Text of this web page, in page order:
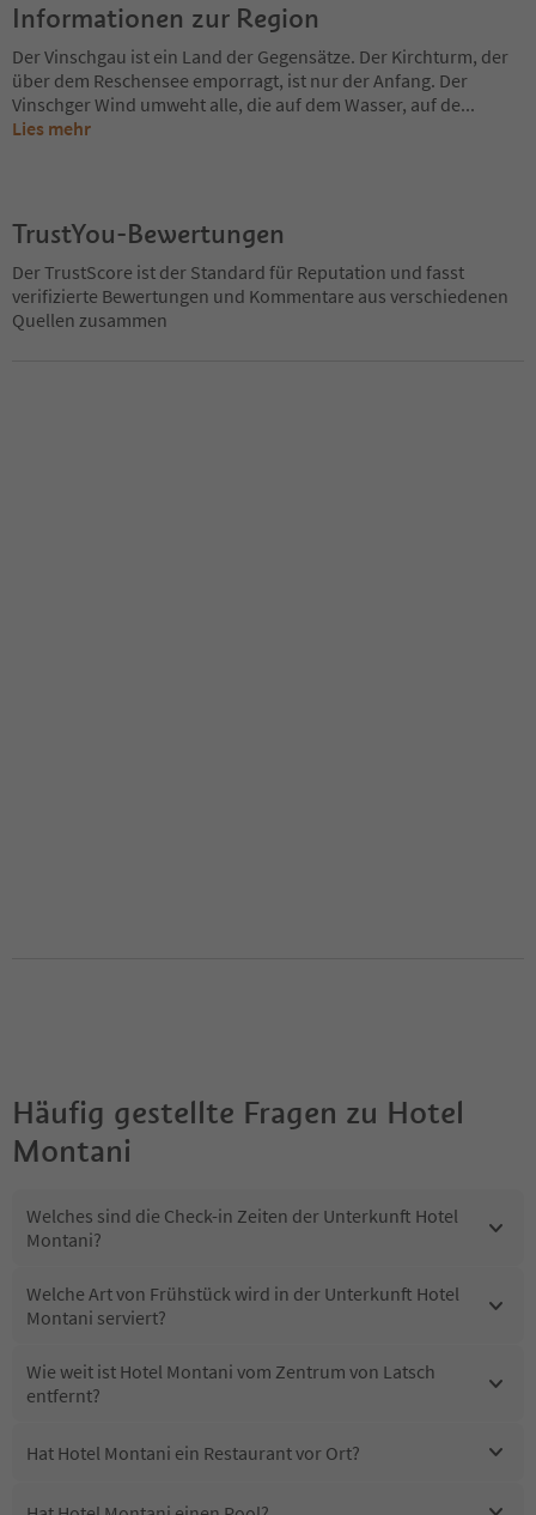
Informationen zur Region
Der Vinschgau ist ein Land der Gegensätze. Der Kirchturm, der
über dem Reschensee emporragt, ist nur der Anfang. Der
Vinschger Wind umweht alle, die auf dem Wasser, auf de...
Lies mehr
TrustYou-Bewertungen
Der TrustScore ist der Standard für Reputation und fasst
verifizierte Bewertungen und Kommentare aus verschiedenen
Quellen zusammen
Häufig gestellte Fragen zu Hotel
Montani
Welches sind die Check-in Zeiten der Unterkunft Hotel
Montani?
Welche Art von Frühstück wird in der Unterkunft Hotel
Montani serviert?
Wie weit ist Hotel Montani vom Zentrum von Latsch
entfernt?
Hat Hotel Montani ein Restaurant vor Ort?